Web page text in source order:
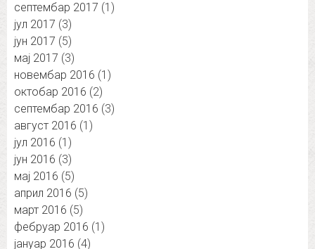
септембар 2017 (1)
јул 2017 (3)
јун 2017 (5)
мај 2017 (3)
новембар 2016 (1)
октобар 2016 (2)
септембар 2016 (3)
август 2016 (1)
јул 2016 (1)
јун 2016 (3)
мај 2016 (5)
април 2016 (5)
март 2016 (5)
фебруар 2016 (1)
јануар 2016 (4)